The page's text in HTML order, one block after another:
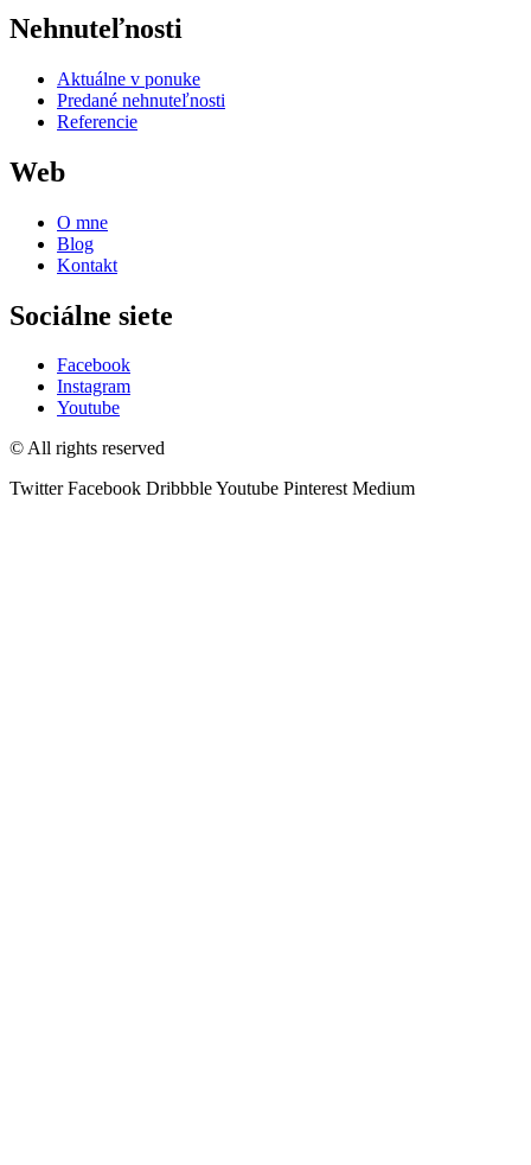
Nehnuteľnosti
Aktuálne v ponuke
Predané nehnuteľnosti
Referencie
Web
O mne
Blog
Kontakt
Sociálne siete
Facebook
Instagram
Youtube
© All rights reserved
Twitter Facebook DribbbleYoutube Pinterest Medium